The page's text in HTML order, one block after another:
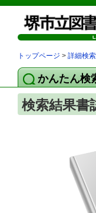
トップページ > 詳細検索
かんたん検
検索結果書